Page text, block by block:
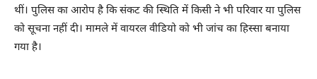
थीं। पुलिस का आरोप है कि संकट की स्थिति में किसी ने भी परिवार या पुलिस
को सूचना नहीं दी। मामले में वायरल वीडियो को भी जांच का हिस्सा बनाया
गया है।